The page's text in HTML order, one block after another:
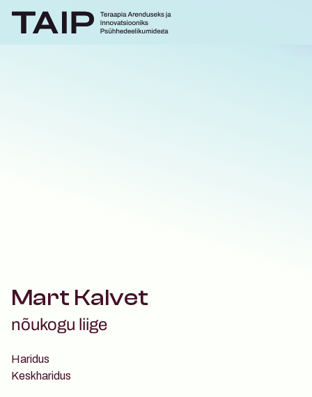
Mart Kalvet
nõukogu liige
Haridus
Keskharidus